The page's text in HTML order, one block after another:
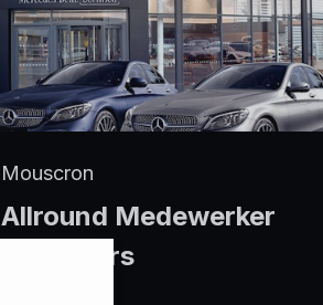
Mouscron
Allround Medewerker
Used Cars